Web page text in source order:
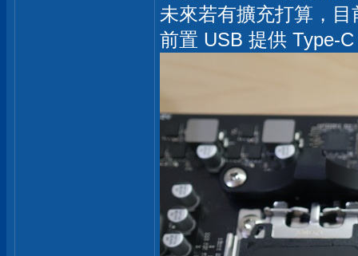
未來若有擴充打算，
前置 USB 提供 Type-